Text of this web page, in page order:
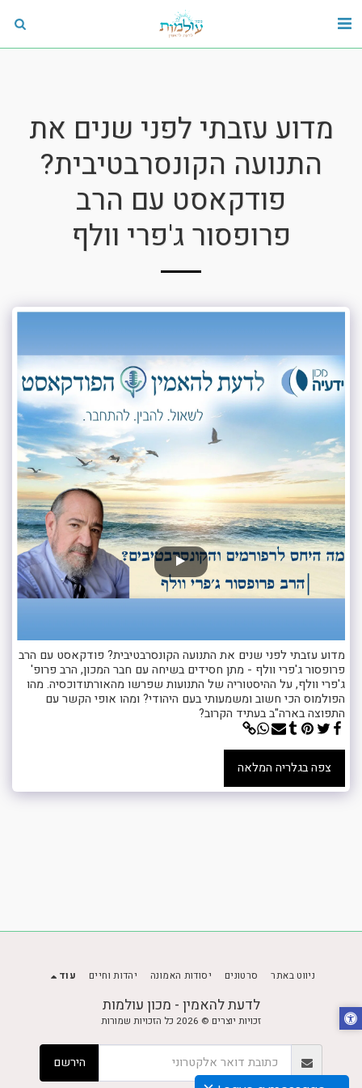
מדוע עזבתי לפני שנים את
התנועה הקונסרבטיבית?
פודקאסט עם הרב
פרופסור ג'פרי וולף
מדוע עזבתי לפני שנים את התנועה הקונסרבטיבית? פודקאסט עם הרב
פרופסור ג'פרי וולף - מתן חסידים בשיחה עם חבר המכון, הרב פרופ'
ג'פרי וולף, על ההיסטוריה של התנועות שפרשו מהאורתודוכסיה. מהו
הפולמוס הכי חשוב ומשמעותי בעם היהודי? ומהו אופי הקשר עם
התפוצה בארה"ב בעתיד הקרוב?
צפה בגלריה המלאה
לדעת להאמין - מכון עולמות
זכויות יוצרים © 2026 כל הזכויות שמורות
ניווט באתר סרטונים יסודות האמונה יהדות וחיים עוד
הירשם